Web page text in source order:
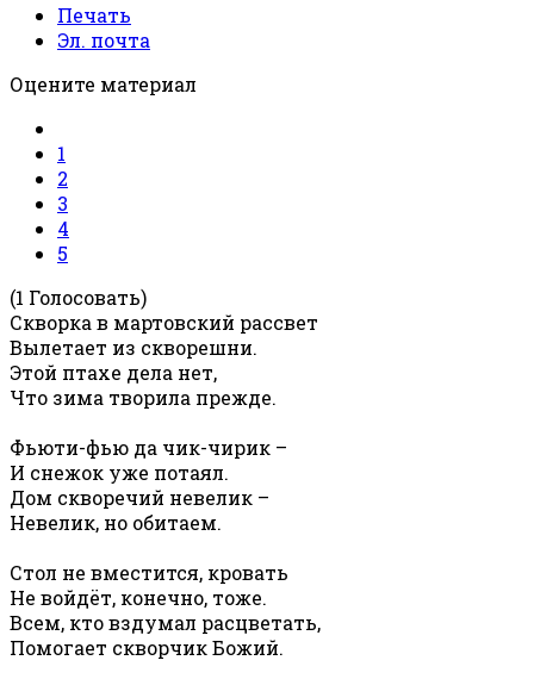
Печать
Эл. почта
Оцените материал
1
2
3
4
5
(1 Голосовать)
Скворка в мартовский рассвет
Вылетает из скворешни.
Этой птахе дела нет,
Что зима творила прежде.
Фьюти-фью да чик-чирик –
И снежок уже потаял.
Дом скворечий невелик –
Невелик, но обитаем.
Стол не вместится, кровать
Не войдёт, конечно, тоже.
Всем, кто вздумал расцветать,
Помогает скворчик Божий.